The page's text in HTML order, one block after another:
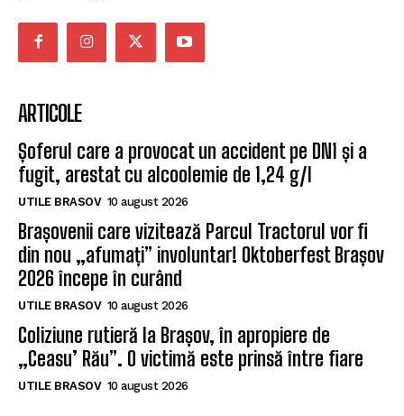
ARTICOLE
Șoferul care a provocat un accident pe DN1 și a
fugit, arestat cu alcoolemie de 1,24 g/l
UTILE BRASOV 10 august 2026
Brașovenii care vizitează Parcul Tractorul vor fi
din nou „afumați” involuntar! Oktoberfest Brașov
2026 începe în curând
UTILE BRASOV 10 august 2026
Coliziune rutieră la Brașov, în apropiere de
„Ceasu’ Rău”. O victimă este prinsă între fiare
UTILE BRASOV 10 august 2026